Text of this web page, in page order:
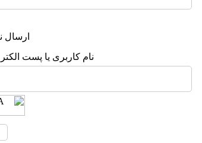
ارسال
نام کاربری یا پست